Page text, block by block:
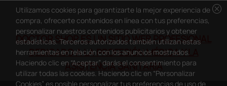
DOCTOR SHOP ES UN SITIO WEB PROFESIONAL
DEDICADO A LA PROFESIÓN MÉDICA Y LA
ASISTENCIA SANITARIA
cancel
Utilizamos cookies para garantizarte la mejor experiencia de
compra, ofrecerte contenidos en línea con tus preferencias,
personalizar nuestros contenidos publicitarios y obtener
estadísticas. Terceros autorizados también utilizan estas
herramientas en relación con los anuncios mostrados.
Haciendo clic en “Aceptar” darás el consentimiento para
utilizar todas las cookies. Haciendo clic en “Personalizar
Cookies” es posible personalizar tus preferencias de uso de